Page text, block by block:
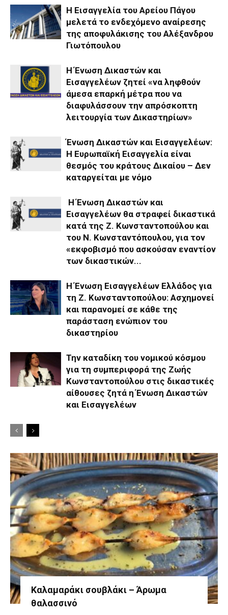
Η Εισαγγελία του Αρείου Πάγου
μελετά το ενδεχόμενο αναίρεσης
της αποφυλάκισης του Αλέξανδρου
Γιωτόπουλου
Η Ένωση Δικαστών και
Εισαγγελέων ζητεί «να ληφθούν
άμεσα επαρκή μέτρα που να
διαφυλάσσουν την απρόσκοπτη
λειτουργία των Δικαστηρίων»
Ένωση Δικαστών και Εισαγγελέων:
Η Ευρωπαϊκή Εισαγγελία είναι
θεσμός του κράτους Δικαίου – Δεν
καταργείται με νόμο
Η Ένωση Δικαστών και
Εισαγγελέων θα στραφεί δικαστικά
κατά της Ζ. Κωνσταντοπούλου και
του Ν. Κωνσταντόπουλου, για τον
«εκφοβισμό που ασκούσαν εναντίον
των δικαστικών...
Η Ένωση Εισαγγελέων Ελλάδος για
τη Ζ. Κωνσταντοπούλου: Ασχημονεί
και παρανομεί σε κάθε της
παράσταση ενώπιον του
δικαστηρίου
Την καταδίκη του νομικού κόσμου
για τη συμπεριφορά της Ζωής
Κωνσταντοπούλου στις δικαστικές
αίθουσες ζητά η Ένωση Δικαστών
και Εισαγγελέων
Καλαμαράκι σουβλάκι – Άρωμα
θαλασσινό